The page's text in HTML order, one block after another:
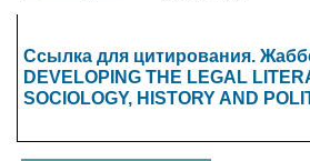
Ссылка для цитирования.
DEVELOPING THE LEGAL
SOCIOLOGY, HISTORY AND